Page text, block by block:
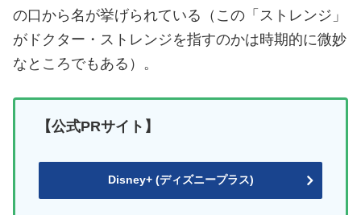
の口から名が挙げられている（この「ストレンジ」
がドクター・ストレンジを指すのかは時期的に微妙
なところでもある）。
【公式PRサイト】
Disney+ (ディズニープラス)